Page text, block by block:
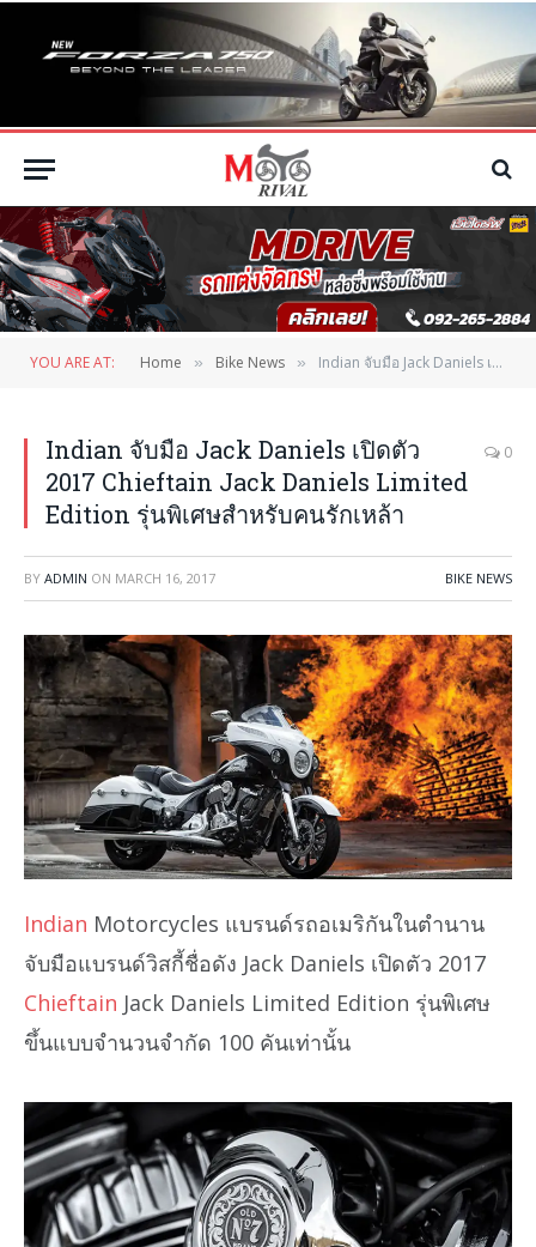
YOU ARE AT: Home » Bike News » Indian จับมือ Jack Daniels เปิดตัว 2017 Chieftain Jack Daniels Limited Edition รุ่นพิเศษสำหรับคนรักเหล้า
Indian จับมือ Jack Daniels เปิดตัว
2017 Chieftain Jack Daniels Limited
Edition รุ่นพิเศษสำหรับคนรักเหล้า
0
BY ADMIN ON MARCH 16, 2017 BIKE NEWS
Indian Motorcycles แบรนด์รถอเมริกันในตำนาน
จับมือแบรนด์วิสกี้ชื่อดัง Jack Daniels เปิดตัว 2017
Chieftain Jack Daniels Limited Edition รุ่นพิเศษ
ขึ้นแบบจำนวนจำกัด 100 คันเท่านั้น